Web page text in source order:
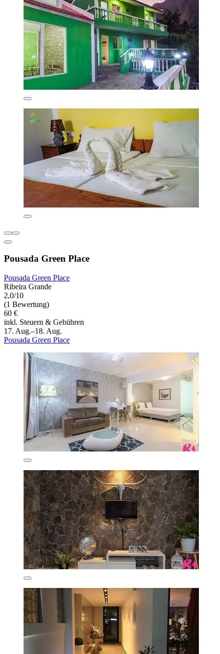
Pousada Green Place
Pousada Green Place
Ribeira Grande
2,0/10
(1 Bewertung)
60 €
inkl. Steuern & Gebühren
17. Aug.–18. Aug.
Pousada Green Place